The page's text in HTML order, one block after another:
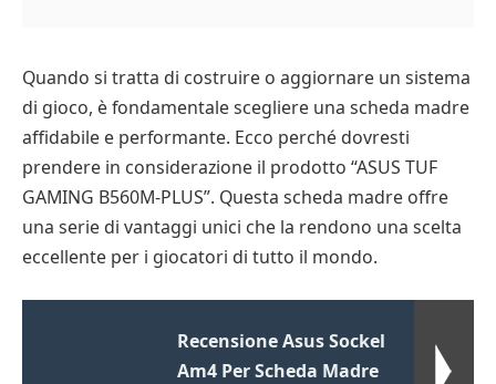
Quando si tratta di costruire o aggiornare un sistema
di gioco, è fondamentale scegliere una scheda madre
affidabile e performante. Ecco perché dovresti
prendere in considerazione il prodotto “ASUS TUF
GAMING B560M-PLUS”. Questa scheda madre offre
una serie di vantaggi unici che la rendono una scelta
eccellente per i giocatori di tutto il mondo.
Recensione Asus Sockel
Am4 Per Scheda Madre